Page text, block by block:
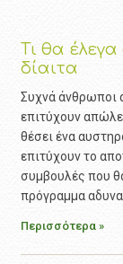
Τι θα έλεγα
δίαιτα
Συχνά άνθρωποι
επιτύχουν
θέσει ένα
επιτύχουν το
συμβουλές που
πρόγραμμα
Περισσότερα »